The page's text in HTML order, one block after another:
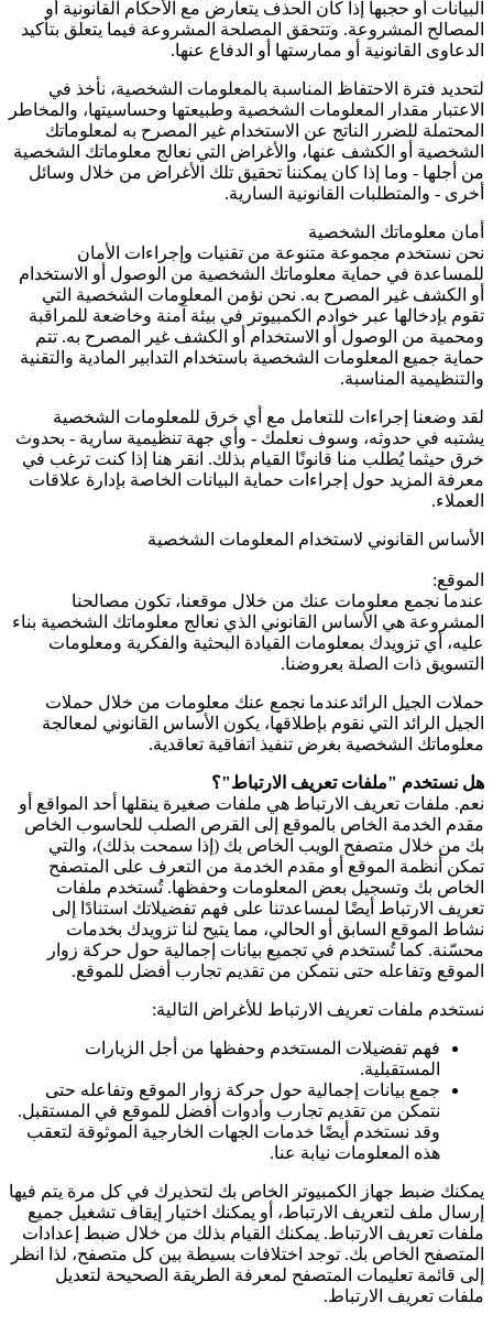
البيانات أو حجبها إذا كان الحذف يتعارض مع الأحكام القانونية أو
المصالح المشروعة. وتتحقق المصلحة المشروعة فيما يتعلق بتأكيد
الدعاوى القانونية أو ممارستها أو الدفاع عنها.
لتحديد فترة الاحتفاظ المناسبة بالمعلومات الشخصية، نأخذ في
الاعتبار مقدار المعلومات الشخصية وطبيعتها وحساسيتها، والمخاطر
المحتملة للضرر الناتج عن الاستخدام غير المصرح به لمعلوماتك
الشخصية أو الكشف عنها، والأغراض التي نعالج معلوماتك الشخصية
من أجلها - وما إذا كان يمكننا تحقيق تلك الأغراض من خلال وسائل
أخرى - والمتطلبات القانونية السارية.
أمان معلوماتك الشخصية
نحن نستخدم مجموعة متنوعة من تقنيات وإجراءات الأمان
للمساعدة في حماية معلوماتك الشخصية من الوصول أو الاستخدام
أو الكشف غير المصرح به. نحن نؤمن المعلومات الشخصية التي
تقوم بإدخالها عبر خوادم الكمبيوتر في بيئة آمنة وخاضعة للمراقبة
ومحمية من الوصول أو الاستخدام أو الكشف غير المصرح به. تتم
حماية جميع المعلومات الشخصية باستخدام التدابير المادية والتقنية
والتنظيمية المناسبة.
لقد وضعنا إجراءات للتعامل مع أي خرق للمعلومات الشخصية
يشتبه في حدوثه، وسوف نعلمك - وأي جهة تنظيمية سارية - بحدوث
خرق حيثما يُطلب منا قانونًا القيام بذلك. انقر هنا إذا كنت ترغب في
معرفة المزيد حول إجراءات حماية البيانات الخاصة بإدارة علاقات
العملاء.
الأساس القانوني لاستخدام المعلومات الشخصية
الموقع:
عندما نجمع معلومات عنك من خلال موقعنا، تكون مصالحنا
المشروعة هي الأساس القانوني الذي نعالج معلوماتك الشخصية بناء
عليه، أي تزويدك بمعلومات القيادة البحثية والفكرية ومعلومات
التسويق ذات الصلة بعروضنا.
حملات الجيل الرائدعندما نجمع عنك معلومات من خلال حملات
الجيل الرائد التي نقوم بإطلاقها، يكون الأساس القانوني لمعالجة
معلوماتك الشخصية بغرض تنفيذ اتفاقية تعاقدية.
هل نستخدم "ملفات تعريف الارتباط"؟
نعم. ملفات تعريف الارتباط هي ملفات صغيرة ينقلها أحد المواقع أو
مقدم الخدمة الخاص بالموقع إلى القرص الصلب للحاسوب الخاص
بك من خلال متصفح الويب الخاص بك (إذا سمحت بذلك)، والتي
تمكن أنظمة الموقع أو مقدم الخدمة من التعرف على المتصفح
الخاص بك وتسجيل بعض المعلومات وحفظها. تُستخدم ملفات
تعريف الارتباط أيضًا لمساعدتنا على فهم تفضيلاتك استنادًا إلى
نشاط الموقع السابق أو الحالي، مما يتيح لنا تزويدك بخدمات
محسّنة. كما تُستخدم في تجميع بيانات إجمالية حول حركة زوار
الموقع وتفاعله حتى نتمكن من تقديم تجارب أفضل للموقع.
نستخدم ملفات تعريف الارتباط للأغراض التالية:
فهم تفضيلات المستخدم وحفظها من أجل الزيارات
المستقبلية.
جمع بيانات إجمالية حول حركة زوار الموقع وتفاعله حتى
نتمكن من تقديم تجارب وأدوات أفضل للموقع في المستقبل.
وقد نستخدم أيضًا خدمات الجهات الخارجية الموثوقة لتعقب
هذه المعلومات نيابة عنا.
يمكنك ضبط جهاز الكمبيوتر الخاص بك لتحذيرك في كل مرة يتم فيها
إرسال ملف لتعريف الارتباط، أو يمكنك اختيار إيقاف تشغيل جميع
ملفات تعريف الارتباط. يمكنك القيام بذلك من خلال ضبط إعدادات
المتصفح الخاص بك. توجد اختلافات بسيطة بين كل متصفح، لذا انظر
إلى قائمة تعليمات المتصفح لمعرفة الطريقة الصحيحة لتعديل
ملفات تعريف الارتباط.